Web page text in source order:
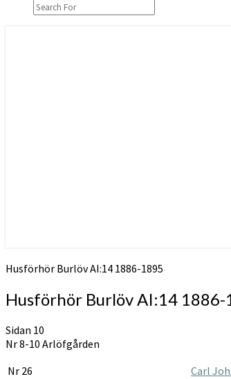
Husförhör Burlöv AI:14 1886-1895
Husförhör Burlöv AI:14 1886-
Sidan 10
Nr 8-10 Arlöfgården
Nr 26
Carl